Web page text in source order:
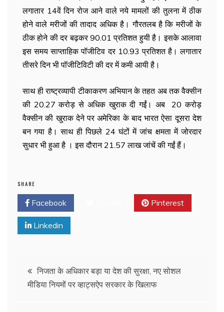
लगातार 14वें दिन रोज आने वाले नये मामलों की तुलना में ठीक
होने वाले मरीजों की तादाद अधिक है। गौरतलब है कि मरीजों के
ठीक होने की दर बढ़कर 90.01 प्रतिशत हुयी है। इसके आलावा
इस समय साप्ताहिक पॉजीटिव दर 10.93 प्रतिशत है। लगातार
तीसरे दिन भी पॉजीटिविटी की दर में कमी आयी है।
साथ ही राष्ट्रव्यापी टीकाकरण अभियान के तहत अब तक वैक्सीन
की 20.27 करोड़ से अधिक खुराक दी गईं। अब 20 करोड़
वैक्सीन की खुराक देने पर अमेरिका के बाद भारत ऐसा दूसरा देश
बन गया है। साथ ही पिछले 24 घंटों में जांच क्षमता में जोरदार
सुधार भी हुआ है । इस दौरान 21.57 लाख जांचें की गईं हैं।
SHARE
Facebook Pinterest
Linkedin
निजता के अधिकार बड़ा या देश की सुरक्षा, नए सोशल
मीडिया नियमों पर व्हाट्सऐप सरकार के खिलाफ